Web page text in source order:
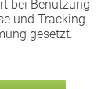
bei Benutzung
und Tracking
gesetzt.